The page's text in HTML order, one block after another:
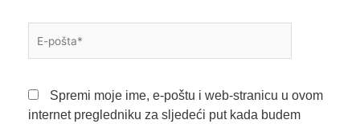
pošta*
Spremi moje ime, e-poštu i web-stranicu u ovom
internet pregledniku za sljedeći put kada budem